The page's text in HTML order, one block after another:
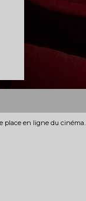
place en ligne du cinéma.